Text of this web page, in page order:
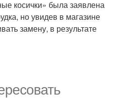
косички» была заявлена
но увидев в магазине
замену, в результате